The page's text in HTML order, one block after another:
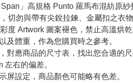
」高規格 Punto 羅馬布混紡原
切勿與帶有尖銳拉鍊、金屬扣之
度 Artwork 圖案褪色，禁止高溫烘
及體重，作為您購買時之參考。
應商品的尺寸表，找出您合適的尺
右的偏差。
屏設定，商品顏色可能略有色差。